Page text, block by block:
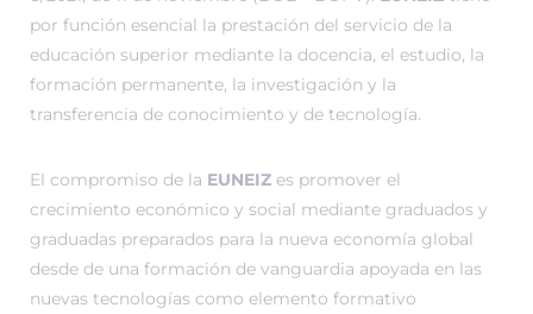
por función esencial la prestación del servicio de la
educación superior mediante la docencia, el estudio, la
formación permanente, la investigación y la
transferencia de conocimiento y de tecnología.
El compromiso de la EUNEIZ es promover el
crecimiento económico y social mediante graduados y
graduadas preparados para la nueva economía global
desde de una formación de vanguardia apoyada en las
nuevas tecnologías como elemento formativo